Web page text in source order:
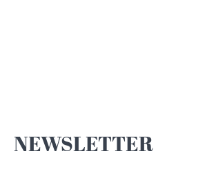
NEWSLETTER